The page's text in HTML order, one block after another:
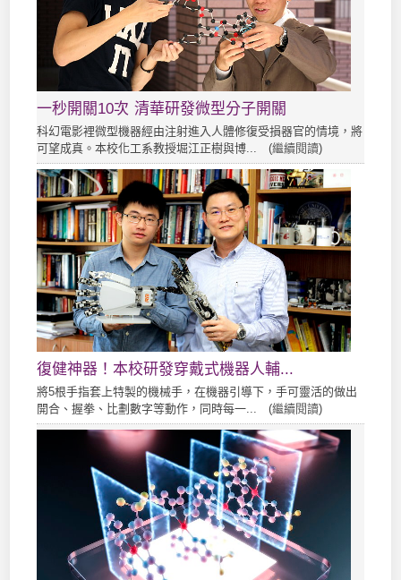
一秒開關10次 清華研發微型分子開關
科幻電影裡微型機器經由注射進入人體修復受損器官的情境，將
可望成真。本校化工系教授堀江正樹與博... (繼續閱讀)
復健神器！本校研發穿戴式機器人輔...
將5根手指套上特製的機械手，在機器引導下，手可靈活的做出
開合、握拳、比劃數字等動作，同時每一... (繼續閱讀)